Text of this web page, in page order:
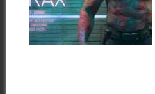
Podríamos haceros un
resumen del origen setentero
del más violento de...